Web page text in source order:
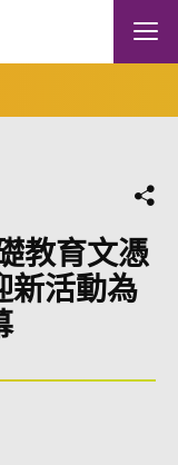
Mobile
分
教育文憑
活動為